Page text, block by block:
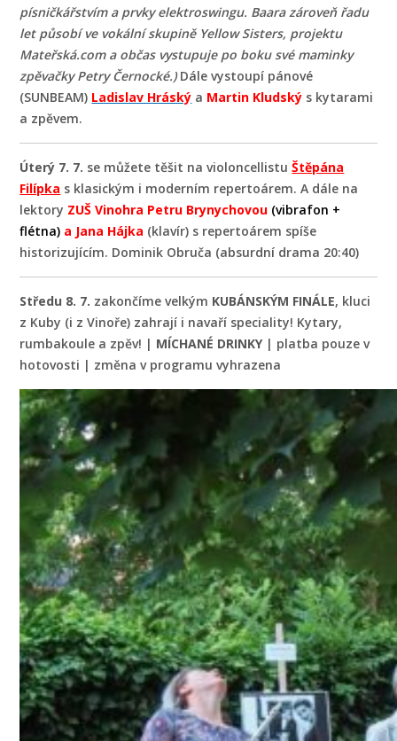
písničkářstvím a prvky elektroswingu. Baara zároveň řadu
let působí ve vokální skupině Yellow Sisters, projektu
Mateřská.com a občas vystupuje po boku své maminky
zpěvačky Petry Černocké.)Dále vystoupí pánové
(SUNBEAM) Ladislav Hráský a Martin Kludský s kytarami
a zpěvem.
Úterý 7. 7. se můžete těšit na violoncellistuŠtěpána
Filípka s klasickým i moderním repertoárem. A dále na
lektory ZUŠ Vinohra Petru Brynychovou (vibrafon +
flétna) a Jana Hájka (klavír) s repertoárem spíše
historizujícím. Dominik Obruča (absurdní drama 20:40)
Středu 8. 7. zakončíme velkým KUBÁNSKÝM FINÁLE, kluci
z Kuby (i z Vinoře) zahrají i navaří speciality! Kytary,
rumbakoule a zpěv! | MÍCHANÉ DRINKY| platba pouze v
hotovosti | změna v programu vyhrazena